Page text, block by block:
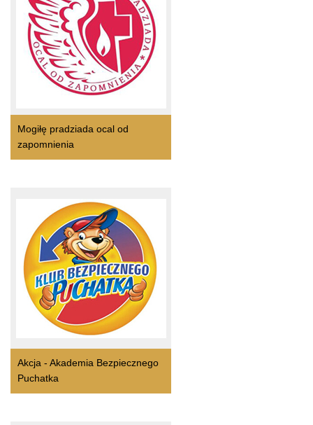
Mogiłę pradziada ocal od
zapomnienia
Akcja - Akademia Bezpiecznego
Puchatka